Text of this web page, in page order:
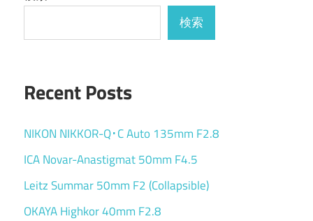
検索
Recent Posts
NIKON NIKKOR-Q･C Auto 135mm F2.8
ICA Novar-Anastigmat 50mm F4.5
Leitz Summar 50mm F2 (Collapsible)
OKAYA Highkor 40mm F2.8